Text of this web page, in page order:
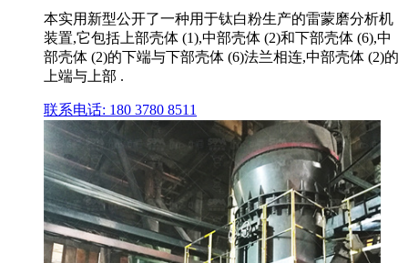
本实用新型公开了一种用于钛白粉生产的雷蒙磨分析机
装置,它包括上部壳体 (1),中部壳体 (2)和下部壳体 (6),中
部壳体 (2)的下端与下部壳体 (6)法兰相连,中部壳体 (2)的
上端与上部 .
联系电话: 180 3780 8511